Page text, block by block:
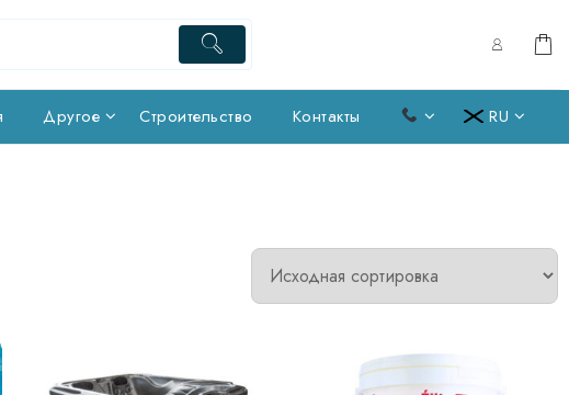
Другое Строительство Контакты RU